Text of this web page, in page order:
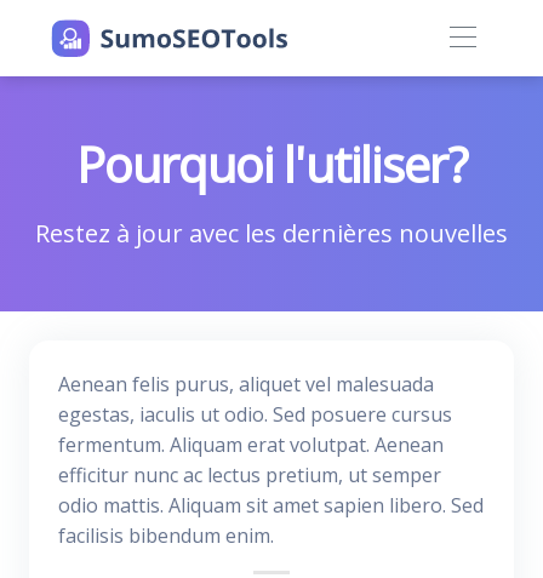
Pourquoi l'utiliser?
Restez à jour avec les dernières nouvelles
Aenean felis purus, aliquet vel malesuada
egestas, iaculis ut odio. Sed posuere cursus
fermentum. Aliquam erat volutpat. Aenean
efficitur nunc ac lectus pretium, ut semper
odio mattis. Aliquam sit amet sapien libero. Sed
facilisis bibendum enim.